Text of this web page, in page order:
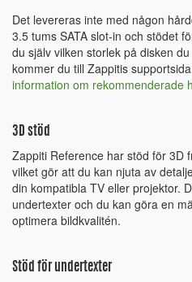
Det levereras inte med någon
3.5 tums SATA slot-in och stödet
du själv vilken storlek på disken
kommer du till Zappitis
information om rekommenderade
3D stöd
Zappiti Reference har stöd för 3D
vilket gör att du kan njuta av
din kompatibla TV eller projektor.
undertexter och du kan göra en
optimera bildkvalitén.
Stöd för undertexter